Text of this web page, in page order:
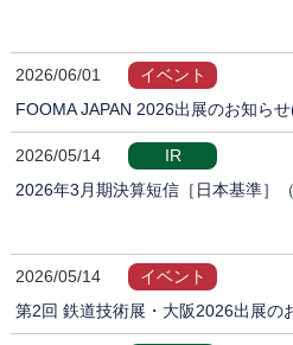
2026/06/01
イベント
FOOMA JAPAN 2026出展のお知ら
2026/05/14
IR
2026年3月期決算短信［日本基準］（
2026/05/14
イベント
第2回 鉄道技術展・大阪2026出展の